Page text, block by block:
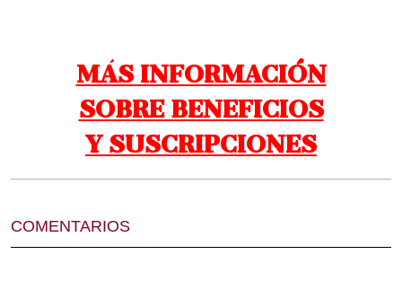
MÁS INFORMACIÓN
SOBRE BENEFICIOS
Y SUSCRIPCIONES
COMENTARIOS